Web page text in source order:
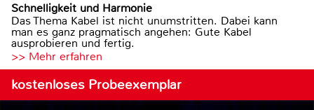
Schnelligkeit und Harmonie
Das Thema Kabel ist nicht unumstritten. Dabei kann
man es ganz pragmatisch angehen: Gute Kabel
ausprobieren und fertig.
>> Mehr erfahren
kostenloses Probeexemplar